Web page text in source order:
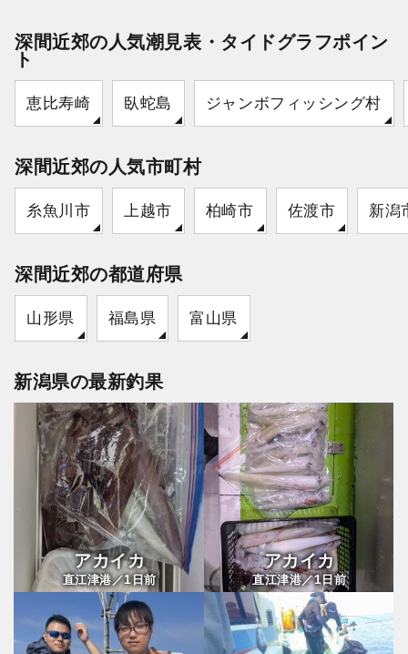
深間近郊の人気潮見表・タイドグラフポイン
ト
恵比寿崎 臥蛇島 ジャンボフィッシング村
深間近郊の人気市町村
糸魚川市 上越市 柏崎市 佐渡市 新潟
深間近郊の都道府県
山形県 福島県 富山県
新潟県の最新釣果
アカイカ
直江津港／1日前
アカイカ
直江津港／1日前